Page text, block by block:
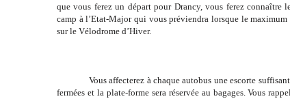
que vous ferez un départ pour Drancy, vous ferez connaître
camp à l’Etat-Major qui vous préviendra lorsque le
sur le Vélodrome d’Hiver.
Vous affecterez à chaque autobus une escorte
fermées et la plate-forme sera réservée au bagages. Vous